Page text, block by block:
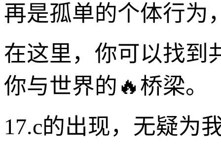
再是孤单的个体行为
在这里，你可以找到
你与世界的🔥桥梁。
17.c的出现，无疑为